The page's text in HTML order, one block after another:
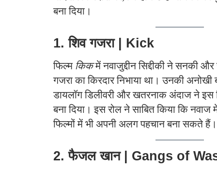
बना दिया।
1. शिव गजरा | Kick
फिल्म किकमें नवाजुद्दीन सिद्दीकी ने सनकी
गजरा का किरदार निभाया था। उनकी अनोखी
डायलॉग डिलीवरी और खतरनाक अंदाज ने इस
बना दिया। इस रोल ने साबित किया कि नवाज
फिल्मों में भी अपनी अलग पहचान बना सकते हैं।
2. फैजल खान | Gangs of